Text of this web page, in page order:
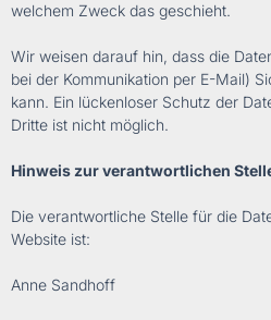
welchem Zweck das geschieht.
Wir weisen darauf hin, dass die
bei der Kommunikation per E-Mail)
kann. Ein lückenloser Schutz der
Dritte ist nicht möglich.
Hinweis zur verantwortlichen
Die verantwortliche Stelle für die
Website ist:
Anne Sandhoff